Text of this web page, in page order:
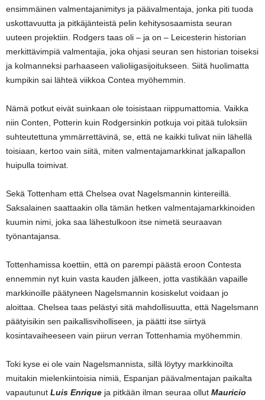
ensimmäinen valmentajanimitys ja päävalmentaja, jonka piti tuoda
uskottavuutta ja pitkäjänteistä pelin kehitysosaamista seuran
uuteen projektiin. Rodgers taas oli – ja on – Leicesterin historian
merkittävimpiä valmentajia, joka ohjasi seuran sen historian toiseksi
ja kolmanneksi parhaaseen valioliigasijoitukseen. Siitä huolimatta
kumpikin sai lähteä viikkoa Contea myöhemmin.
Nämä potkut eivät suinkaan ole toisistaan riippumattomia. Vaikka
niin Conten, Potterin kuin Rodgersinkin potkuja voi pitää tuloksiin
suhteutettuna ymmärrettävinä, se, että ne kaikki tulivat niin lähellä
toisiaan, kertoo vain siitä, miten valmentajamarkkinat jalkapallon
huipulla toimivat.
Sekä Tottenham että Chelsea ovat Nagelsmannin kintereillä.
Saksalainen saattaakin olla tämän hetken valmentajamarkkinoiden
kuumin nimi, joka saa lähestulkoon itse nimetä seuraavan
työnantajansa.
Tottenhamissa koettiin, että on parempi päästä eroon Contesta
ennemmin nyt kuin vasta kauden jälkeen, jotta vastikään vapaille
markkinoille päätyneen Nagelsmannin kosiskelut voidaan jo
aloittaa. Chelsea taas pelästyi sitä mahdollisuutta, että Nagelsmann
päätyisikin sen paikallisviholliseen, ja päätti itse siirtyä
kosintavaiheeseen vain piirun verran Tottenhamia myöhemmin.
Toki kyse ei ole vain Nagelsmannista, sillä löytyy markkinoilta
muitakin mielenkiintoisia nimiä, Espanjan päävalmentajan paikalta
vapautunut Luis Enrique ja pitkään ilman seuraa ollut Mauricio